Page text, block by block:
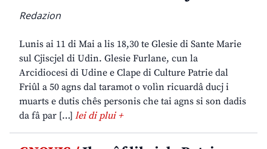
Redazion
Lunis ai 11 di Mai a lis 18,30 te Glesie di Sante Marie
sul Cjiscjel di Udin. Glesie Furlane, cun la
Arcidiocesi di Udine e Clape di Culture Patrie dal
Friûl a 50 agns dal taramot o volìn ricuardâ ducj i
muarts e dutis chês personis che tai agns si son dadis
da fâ par […] lei di plui +